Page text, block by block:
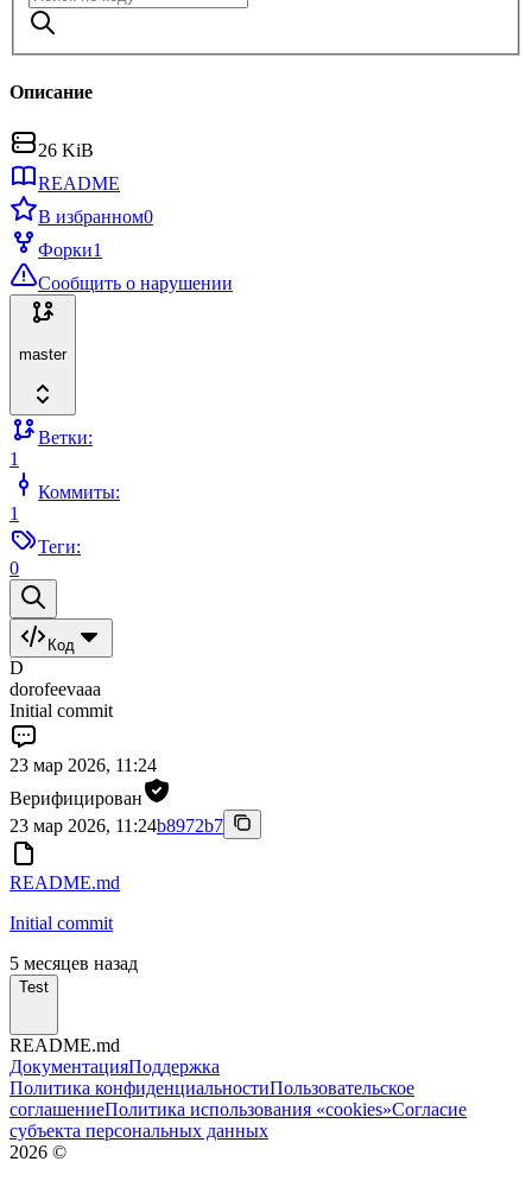
Описание
26 KiB
README
В избранном0
Форки1
Сообщить о нарушении
master
Ветки:
1
Коммиты:
1
Теги:
0
Код
D
dorofeevaaa
Initial commit
23 мар 2026, 11:24
Верифицирован
23 мар 2026, 11:24b8972b7
README.md
Initial commit
5 месяцев назад
Test
README.md
ДокументацияПоддержка
Политика конфиденциальностиПользовательское
соглашениеПолитика использования «cookies»Согласие
субъекта персональных данных
2026 ©